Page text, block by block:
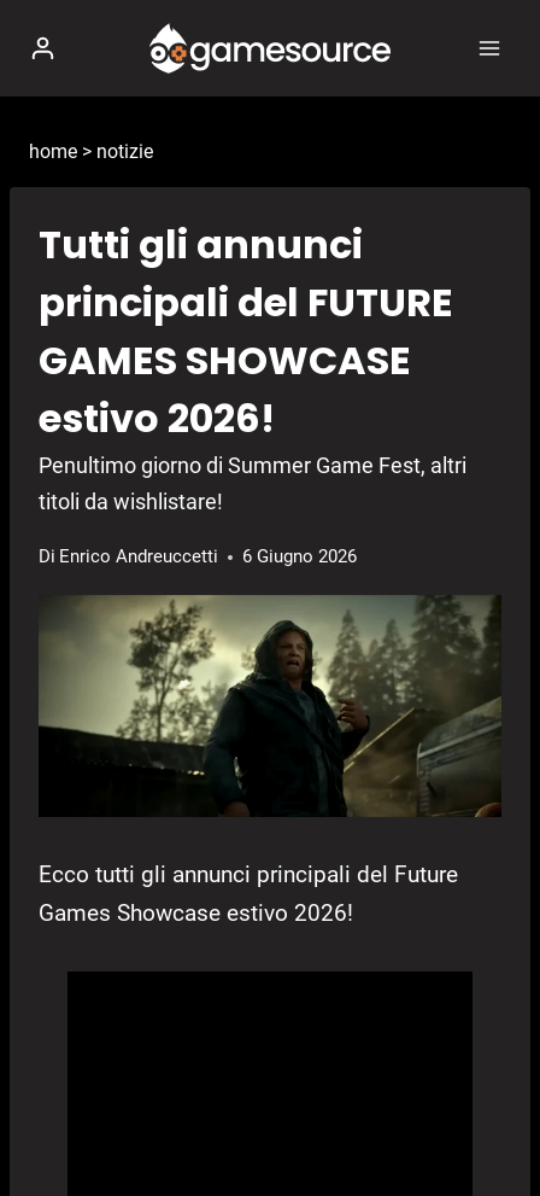
contenuto
home > notizie
Tutti gli annunci
principali del FUTURE
GAMES SHOWCASE
estivo 2026!
Penultimo giorno di Summer Game Fest, altri
titoli da wishlistare!
Di Enrico Andreuccetti 6 Giugno 2026
Ecco tutti gli annunci principali del Future
Games Showcase estivo 2026!